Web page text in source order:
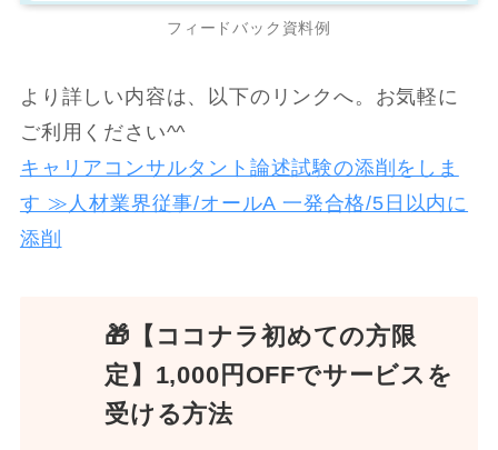
フィードバック資料例
より詳しい内容は、以下のリンクへ。お気軽に
ご利用ください^^
キャリアコンサルタント論述試験の添削をしま
す ≫人材業界従事/オールA 一発合格/5日以内に
添削
🎁【ココナラ初めての方限
定】 1,000円OFFでサービスを
受ける方法